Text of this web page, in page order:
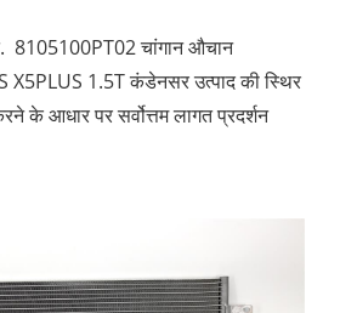
8105100PT02 चांगान औचान
X5PLUS 1.5T कंडेनसर उत्पाद की स्थिर
के आधार पर सर्वोत्तम लागत प्रदर्शन